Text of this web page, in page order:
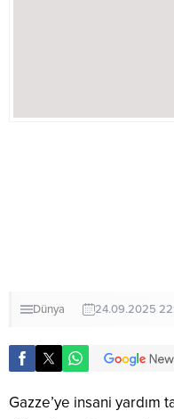
Dünya 24.09.2025
Gazze’ye insani yardım